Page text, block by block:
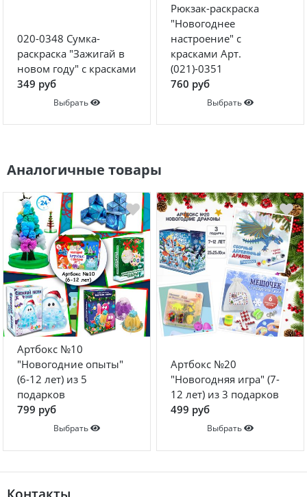
020-0348 Сумка-
раскраска "Зажигай в
новом году" с красками
349 руб
Выбрать
Рюкзак-раскраска
"Новогоднее
настроение" с
красками Арт.
(021)-0351
760 руб
Выбрать
Аналогичные товары
Артбокс №10
"Новогодние опыты"
(6-12 лет) из 5
подарков
799 руб
Выбрать
Артбокс №20
"Новогодняя игра" (7-
12 лет) из 3 подарков
499 руб
Выбрать